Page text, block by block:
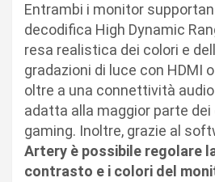
Entrambi i monitor
decodifica High Dynamic
resa realistica dei colori e
gradazioni di luce con HDMI
oltre a una connettività
adatta alla maggior parte
gaming. Inoltre, grazie al
Artery è possibile regolare
contrasto e i colori del